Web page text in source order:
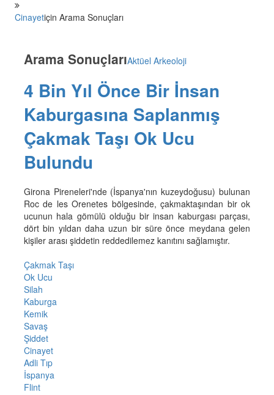
Cinayetiçin Arama Sonuçları
Arama SonuçlarıAktüel Arkeoloji
4 Bin Yıl Önce Bir İnsan
Kaburgasına Saplanmış
Çakmak Taşı Ok Ucu
Bulundu
Girona Pireneleri'nde (İspanya'nın kuzeydoğusu) bulunan
Roc de les Orenetes bölgesinde, çakmaktaşından bir ok
ucunun hala gömülü olduğu bir insan kaburgası parçası,
dört bin yıldan daha uzun bir süre önce meydana gelen
kişiler arası şiddetin reddedilemez kanıtını sağlamıştır.
Çakmak Taşı
Ok Ucu
Silah
Kaburga
Kemik
Savaş
Şiddet
Cinayet
Adli Tıp
İspanya
Flint